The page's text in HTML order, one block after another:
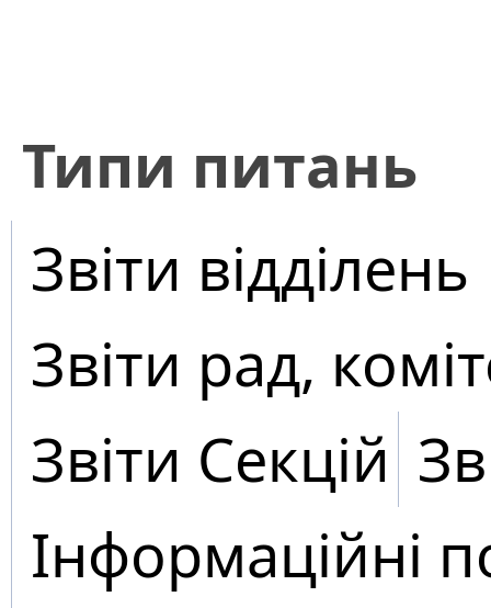
​Типи питань
Звіти відділень
Звіти рад,
Звіти Секцій
Інформаційні